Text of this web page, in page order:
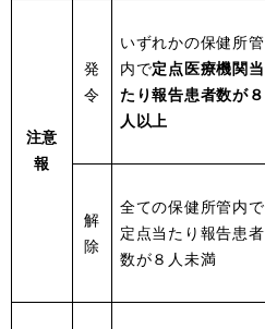
注意
報
発
令
いずれかの保健所管
内で定点医療機関当
たり報告患者数が８
人以上
解
除
全ての保健所管内で
定点当たり報告患者
数が８人未満